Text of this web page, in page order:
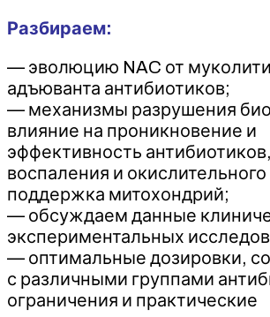
Разбираем:
— эволюцию NAC от
адъюванта антибиотиков;
— механизмы разрушения
влияние на проникновение и
эффективность
воспаления и окислительного
поддержка митохондрий;
— обсуждаем данные
экспериментальных
— оптимальные дозировки,
с различными группами
ограничения и практические